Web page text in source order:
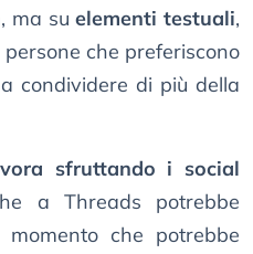
ma suelementi testuali,
che preferiscono
condividere di più della
sfruttando i social
a Threads potrebbe
che potrebbe